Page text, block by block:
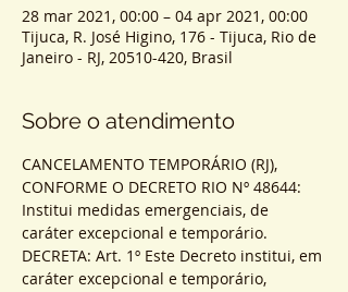
28 mar 2021, 00:00 – 04 apr 2021, 00:00
Tijuca, R. José Higino, 176 - Tijuca, Rio de
Janeiro - RJ, 20510-420, Brasil
Sobre o atendimento
CANCELAMENTO TEMPORÁRIO (RJ),
CONFORME O DECRETO RIO Nº 48644:
Institui medidas emergenciais, de
caráter excepcional e temporário.
DECRETA: Art. 1º Este Decreto institui, em
caráter excepcional e temporário,